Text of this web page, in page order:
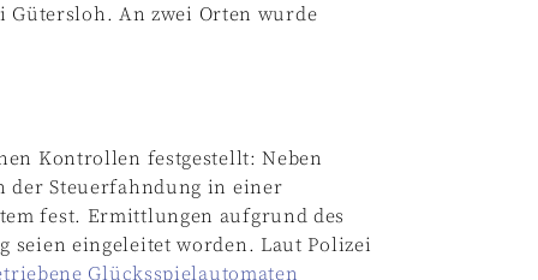
Gütersloh. An zwei Orten wurde
Kontrollen festgestellt: Neben
der Steuerfahndung in einer
fest. Ermittlungen aufgrund des
seien eingeleitet worden. Laut Polizei
Glücksspielautomaten